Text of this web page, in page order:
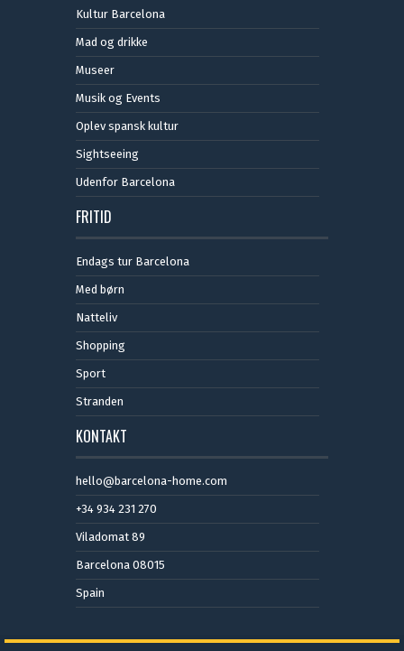
Kultur Barcelona
Mad og drikke
Museer
Musik og Events
Oplev spansk kultur
Sightseeing
Udenfor Barcelona
FRITID
Endags tur Barcelona
Med børn
Natteliv
Shopping
Sport
Stranden
KONTAKT
hello@barcelona-home.com
+34 934 231 270
Viladomat 89
Barcelona 08015
Spain